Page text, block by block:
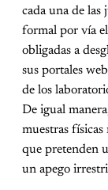
cada una de las
formal por vía
obligadas a
sus portales
de los
De igual
muestras
que pretenden
un apego